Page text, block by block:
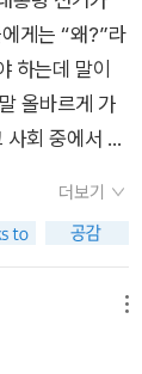
게는 “왜?”라
하는데 말이
올바르게 가
회 중에서 정
지 않은 일인
죄를 저질러도
은 무엇인지.솔
야기들을 얼
더보기